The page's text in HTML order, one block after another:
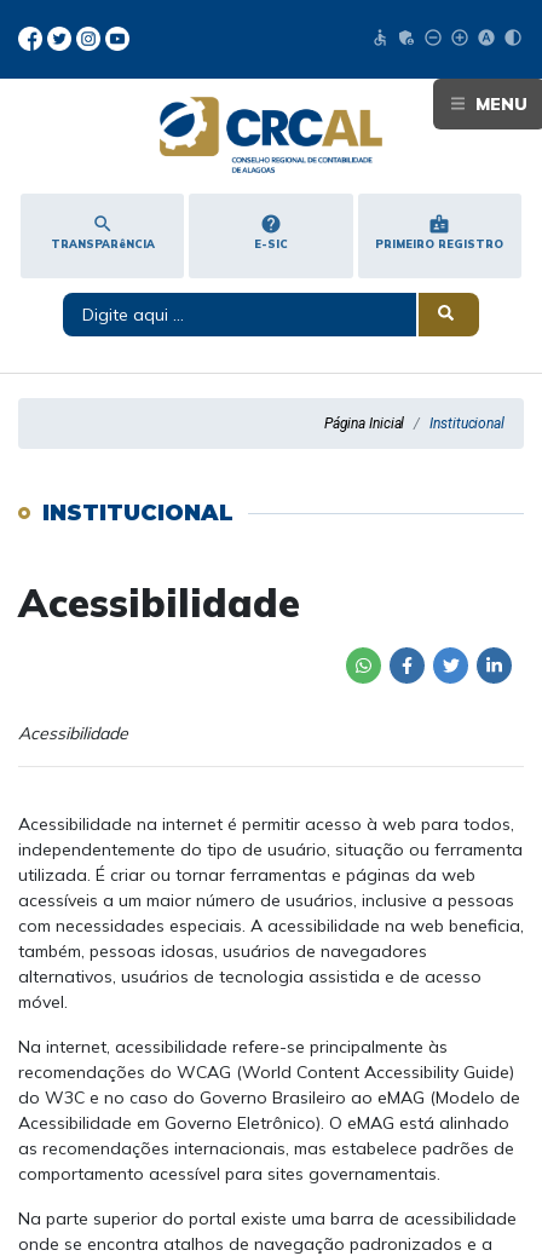
MENU
accessible admin_panel_settings remove_circle_outline add_circle_outline hdr_auto contrast
search
TRANSPARêNCIA
help
E-SIC
badge
PRIMEIRO REGISTRO
Página Inicial Institucional
INSTITUCIONAL
Acessibilidade
Acessibilidade
Acessibilidade na internet é permitir acesso à web para todos,
independentemente do tipo de usuário, situação ou ferramenta
utilizada. É criar ou tornar ferramentas e páginas da web
acessíveis a um maior número de usuários, inclusive a pessoas
com necessidades especiais. A acessibilidade na web beneficia,
também, pessoas idosas, usuários de navegadores
alternativos, usuários de tecnologia assistida e de acesso
móvel.
Na internet, acessibilidade refere-se principalmente às
recomendações do WCAG (World Content Accessibility Guide)
do W3C e no caso do Governo Brasileiro ao eMAG (Modelo de
Acessibilidade em Governo Eletrônico). O eMAG está alinhado
as recomendações internacionais, mas estabelece padrões de
comportamento acessível para sites governamentais.
Na parte superior do portal existe uma barra de acessibilidade
onde se encontra atalhos de navegação padronizados e a